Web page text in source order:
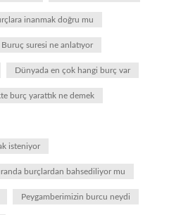
inanmak doğru mu
Buruç suresi ne anlatıyor
Dünyada en çok hangi burç var
burç yarattık ne demek
isteniyor
burçlardan bahsediliyor mu
Peygamberimizin burcu neydi